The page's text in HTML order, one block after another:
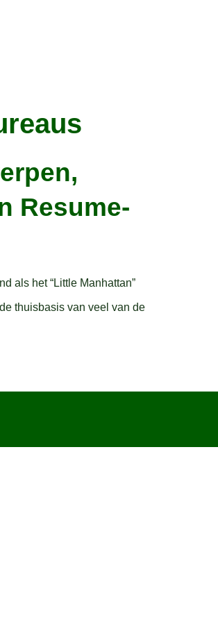
Resume-
als het “Little Manhattan”
thuisbasis van veel van de